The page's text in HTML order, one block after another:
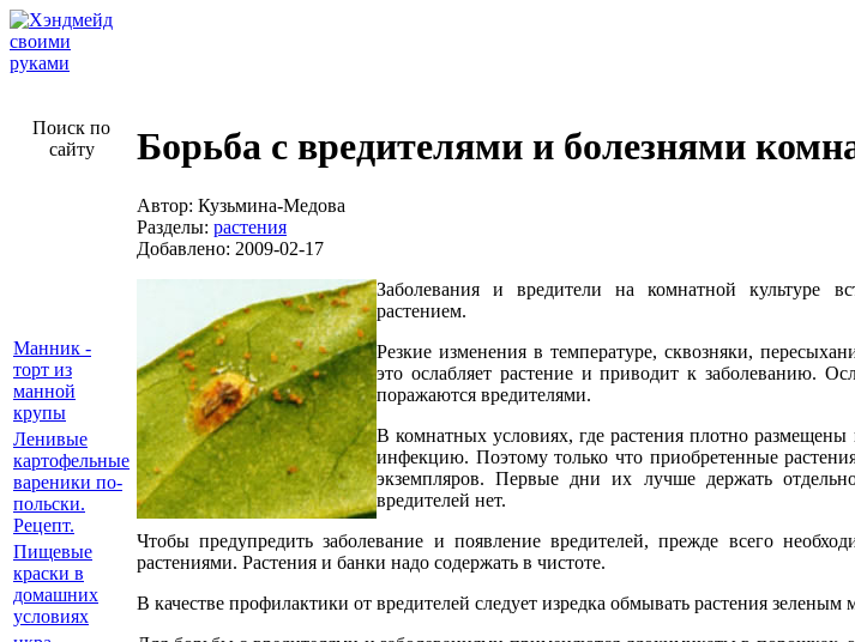
Поиск по
сайту
Борьба с вредителями и болезнями
Автор: Кузьмина-Медова
Разделы: растения
Добавлено: 2009-02-17
Заболевания и вредители на комнатной культуре
растением.
Резкие изменения в температуре, сквозняки,
это ослабляет растение и приводит к заболеванию.
поражаются вредителями.
В комнатных условиях, где растения плотно
инфекцию. Поэтому только что приобретенные
экземпляров. Первые дни их лучше держать
вредителей нет.
Чтобы предупредить заболевание и появление вредителей, прежде всего
растениями. Растения и банки надо содержать в чистоте.
В качестве профилактики от вредителей следует изредка обмывать растения
Манник -
торт из
манной
крупы
Ленивые
картофельные
вареники по-
польски.
Рецепт.
Пищевые
краски в
домашних
условиях